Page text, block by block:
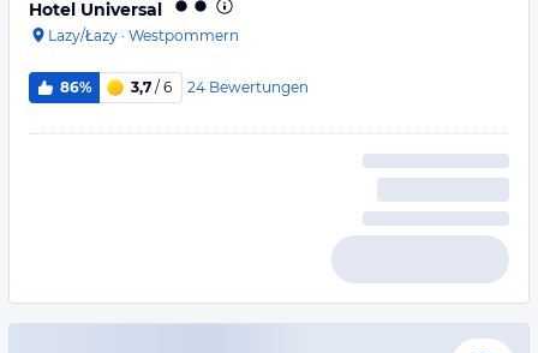
Hotel Universal
Lazy/Łazy · Westpommern
86% 3,7 / 6 24 Bewertungen